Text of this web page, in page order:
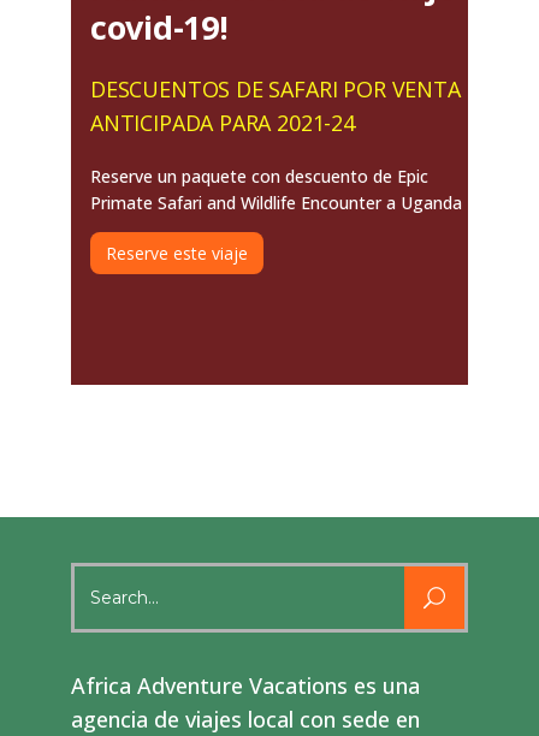
covid-19!
DESCUENTOS DE SAFARI POR VENTA
ANTICIPADA PARA 2021-24
Reserve un paquete con descuento de Epic
Primate Safari and Wildlife Encounter a Uganda
Reserve este viaje
for:
Africa Adventure Vacations es una
agencia de viajes local con sede en